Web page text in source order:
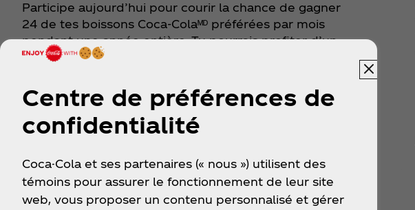
Participe aujourd’hui pour courir la chance de gagner
24 de tes boissons Coca‑Colaᴹᴰ préférées par mois
pendant une année entière. Tu pourrais profiter d’un
approvisionnement pour un an, qu’il s’agisse de
produits.
Centre de préférences de
confidentialité
Coca-Cola et ses partenaires (« nous ») utilisent des
témoins pour assurer le fonctionnement de leur site
web, vous proposer un contenu personnalisé et gérer